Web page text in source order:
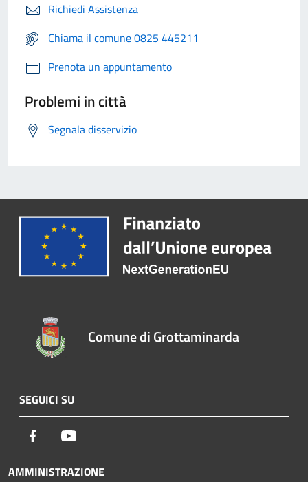
Richiedi Assistenza
Chiama il comune 0825 445211
Prenota un appuntamento
Problemi in città
Segnala disservizio
Comune di Grottaminarda
SEGUICI SU
Facebook
AMMINISTRAZIONE